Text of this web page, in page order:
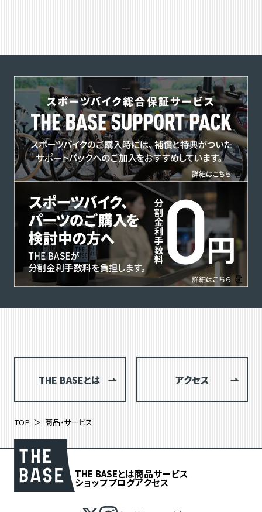
THE BASEとは アクセス
TOP 商品・サービス
THE BASEとは商品サービス
ショップブログアクセス